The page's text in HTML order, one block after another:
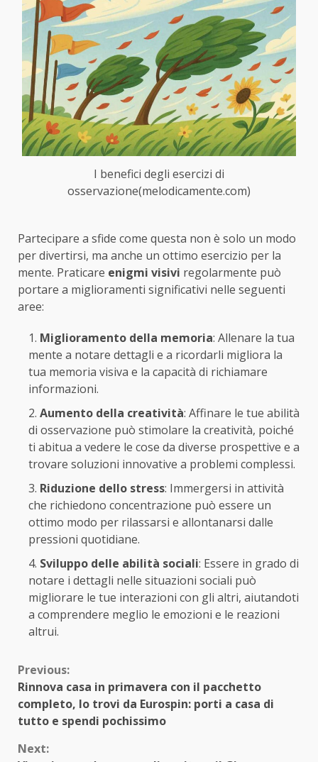
I benefici degli esercizi di
osservazione(melodicamente.com)
Partecipare a sfide come questa non è solo un modo
per divertirsi, ma anche un ottimo esercizio per la
mente. Praticare enigmi visivi regolarmente può
portare a miglioramenti significativi nelle seguenti
aree:
Miglioramento della memoria: Allenare la tua
mente a notare dettagli e a ricordarli migliora la
tua memoria visiva e la capacità di richiamare
informazioni.
Aumento della creatività: Affinare le tue abilità
di osservazione può stimolare la creatività, poiché
ti abitua a vedere le cose da diverse prospettive e a
trovare soluzioni innovative a problemi complessi.
Riduzione dello stress: Immergersi in attività
che richiedono concentrazione può essere un
ottimo modo per rilassarsi e allontanarsi dalle
pressioni quotidiane.
Sviluppo delle abilità sociali: Essere in grado di
notare i dettagli nelle situazioni sociali può
migliorare le tue interazioni con gli altri, aiutandoti
a comprendere meglio le emozioni e le reazioni
altrui.
Continue
Reading
Previous:
Rinnova casa in primavera con il pacchetto
completo, lo trovi da Eurospin: porti a casa di
tutto e spendi pochissimo
Next: